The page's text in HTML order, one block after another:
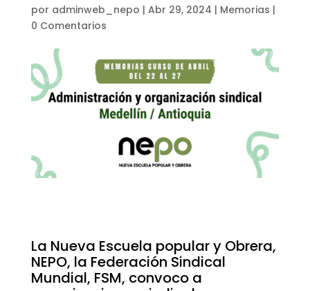
por adminweb_nepo | Abr 29, 2024 | Memorias |
0 Comentarios
La Nueva Escuela popular y Obrera,
NEPO, la Federación Sindical
Mundial, FSM, convoco a